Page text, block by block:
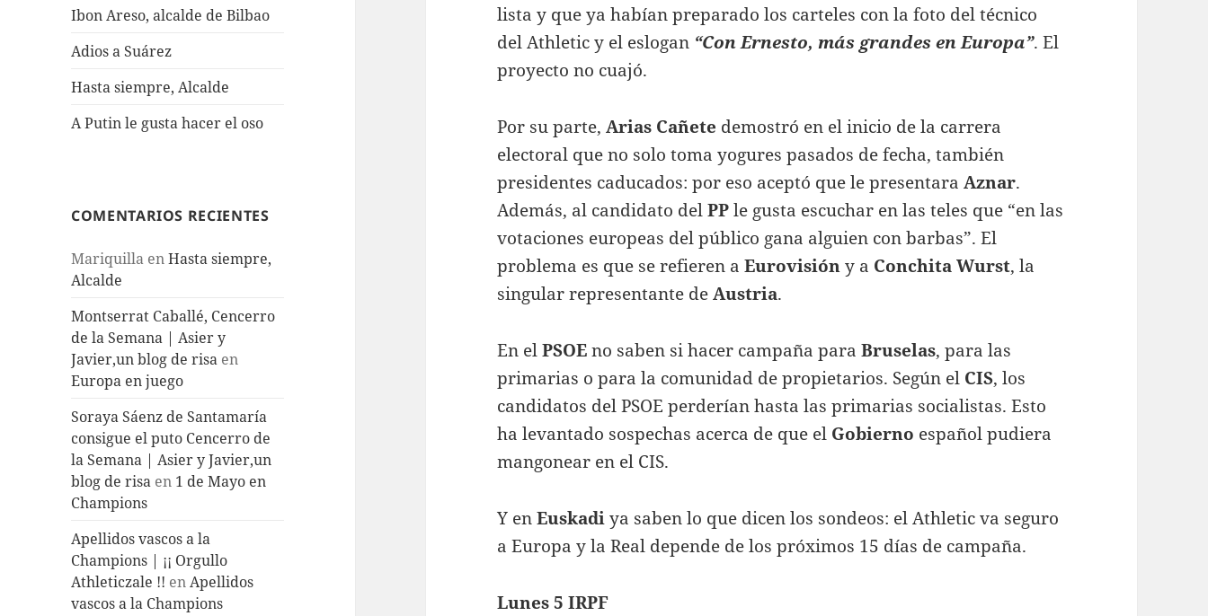
Ibon Areso, alcalde de Bilbao
Adios a Suárez
Hasta siempre, Alcalde
A Putin le gusta hacer el oso
COMENTARIOS RECIENTES
Mariquilla enHasta siempre,
Alcalde
Montserrat Caballé, Cencerro
de la Semana | Asier y
Javier,un blog de risa en
Europa en juego
Soraya Sáenz de Santamaría
consigue el puto Cencerro de
la Semana | Asier y Javier,un
blog de risa en 1 de Mayo en
Champions
Apellidos vascos a la
Champions | ¡¡ Orgullo
Athleticzale !! enApellidos
vascos a la Champions
lista y que ya habían preparado los carteles con la foto del técnico
del Athletic y el eslogan “Con Ernesto, más grandes en Europa”. El
proyecto no cuajó.
Por su parte,Arias Cañete demostró en el inicio de la carrera
electoral que no solo toma yogures pasados de fecha, también
presidentes caducados: por eso aceptó que le presentara Aznar.
Además, al candidato delPPle gusta escuchar en las teles que “en las
votaciones europeas del público gana alguien con barbas”. El
problema es que se refieren aEurovisióny a Conchita Wurst, la
singular representante deAustria.
En elPSOEno saben si hacer campaña para Bruselas, para las
primarias o para la comunidad de propietarios. Según el CIS, los
candidatos del PSOE perderían hasta las primarias socialistas. Esto
ha levantado sospechas acerca de que el Gobierno español pudiera
mangonear en el CIS.
Y enEuskadiya saben lo que dicen los sondeos: el Athletic va seguro
a Europa y la Real depende de los próximos 15 días de campaña.
Lunes 5 IRPF